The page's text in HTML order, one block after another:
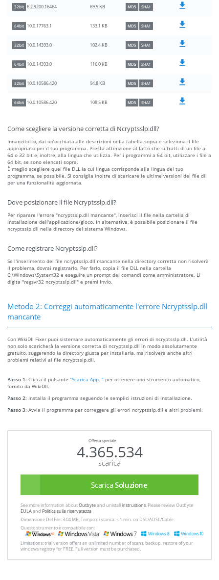
32bit 6.2.9200.16464 69.5 KB MD5 SHA1
64bit 10.0.17763.1 133.1 KB MD5 SHA1
32bit 10.0.14393.0 102.4 KB MD5 SHA1
64bit 10.0.14393.0 116.0 KB MD5 SHA1
32bit 10.0.10586.420 94.8 KB MD5 SHA1
64bit 10.0.10586.420 108.5 KB MD5 SHA1
Come scegliere la versione corretta di Ncryptsslp.dll?
Innanzitutto, dai un’occhiata alle descrizioni nella tabella sopra e seleziona il file
appropriato per il tuo programma. Presta attenzione al fatto che si tratti di un file a
64 o 32 bit e, inoltre, alla lingua che utilizza. Per i programmi a 64 bit, utilizzare i file a
64 bit, se sono elencati sopra.
È meglio scegliere quei file DLL la cui lingua corrisponde alla lingua del tuo
programma, se possibile. Si consiglia inoltre di scaricare le ultime versioni dei file dll
per una funzionalità aggiornata.
Dove posizionare il file Ncryptsslp.dll?
Per riparare l'errore "ncryptsslp.dll mancante", inserisci il file nella cartella di
installazione dell'applicazione/gioco. In alternativa, è possibile posizionare il file
ncryptsslp.dll nella directory del sistema Windows.
Come registrare Ncryptsslp.dll?
Se l'inserimento del file ncryptsslp.dll mancante nella directory corretta non risolverà
il problema, dovrai registrarlo. Per farlo, copia il file DLL nella cartella
C:\Windows\System32 e eseguire un prompt dei comandi come amministratore. Lì
digita "regsvr32 ncryptsslp.dll" e premi Invio.
Metodo 2: Correggi automaticamente l'errore Ncryptsslp.dll
mancante
Con WikiDll Fixer puoi sistemare automaticamente gli errori di ncryptsslp.dll. L'utilità
non solo scaricherà la versione corretta di ncryptsslp.dll in modo assolutamente
gratuito, suggerendo la directory giusta per installarla, ma risolverà anche altri
problemi relativi al file ncryptsslp.dll.
Passo 1: Clicca il pulsante “Scarica App. ” per ottenere uno strumento automatico,
fornito da WikiDll.
Passo 2: Installa il programma seguendo le semplici istruzioni di installazione.
Passo 3: Avvia il programma per correggere gli errori ncryptsslp.dll e altri problemi.
Offerta speciale
4.365.534
scarica
ScaricaSoluzione
See more information aboutOutbyteand unistallinstrustions. Please review Outbyte
EULAand Politica sulla riservatezza
Dimensione Del File: 3.04 MB, Tempo di scarica: < 1 min. on DSL/ADSL/Cable
Questo strumento è compatibile con:
Limitations: trial version offers an unlimited number of scans, backup, restore of your
windows registry for FREE. Full version must be purchased.